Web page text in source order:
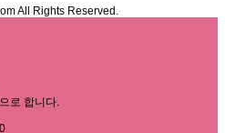
All Rights Reserved.
로 합니다.